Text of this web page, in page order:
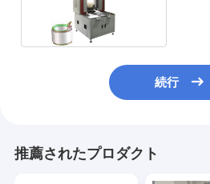
続行
推薦されたプロダクト